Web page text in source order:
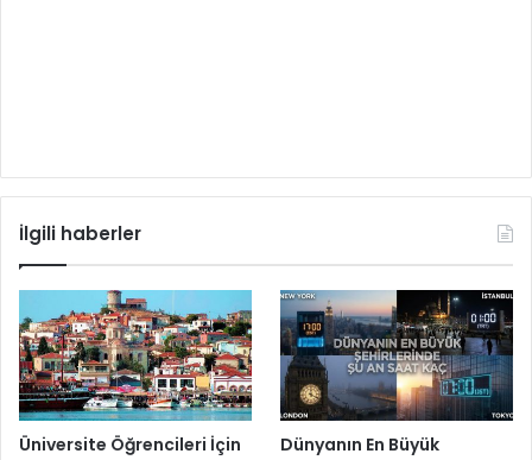
İlgili haberler
Üniversite Öğrencileri İçin
Dünyanın En Büyük